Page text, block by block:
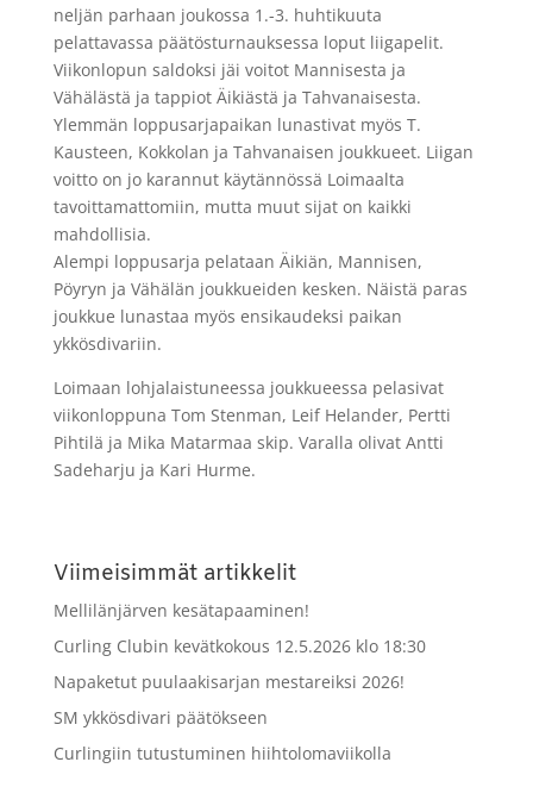
neljän parhaan joukossa 1.-3. huhtikuuta
pelattavassa päätösturnauksessa loput liigapelit.
Viikonlopun saldoksi jäi voitot Mannisesta ja
Vähälästä ja tappiot Äikiästä ja Tahvanaisesta.
Ylemmän loppusarjapaikan lunastivat myös T.
Kausteen, Kokkolan ja Tahvanaisen joukkueet. Liigan
voitto on jo karannut käytännössä Loimaalta
tavoittamattomiin, mutta muut sijat on kaikki
mahdollisia.
Alempi loppusarja pelataan Äikiän, Mannisen,
Pöyryn ja Vähälän joukkueiden kesken. Näistä paras
joukkue lunastaa myös ensikaudeksi paikan
ykkösdivariin.
Loimaan lohjalaistuneessa joukkueessa pelasivat
viikonloppuna Tom Stenman, Leif Helander, Pertti
Pihtilä ja Mika Matarmaa skip. Varalla olivat Antti
Sadeharju ja Kari Hurme.
Viimeisimmät artikkelit
Mellilänjärven kesätapaaminen!
Curling Clubin kevätkokous 12.5.2026 klo 18:30
Napaketut puulaakisarjan mestareiksi 2026!
SM ykkösdivari päätökseen
Curlingiin tutustuminen hiihtolomaviikolla